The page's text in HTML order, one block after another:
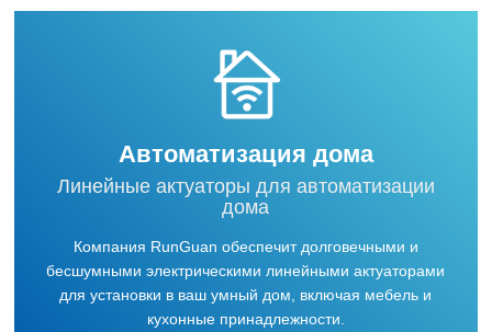
Автоматизация дома
Линейные актуаторы для автоматизации
дома
Компания RunGuan обеспечит долговечными и
бесшумными электрическими линейными актуаторами
для установки в ваш умный дом, включая мебель и
кухонные принадлежности.